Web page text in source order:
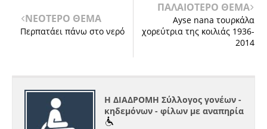
ΝΕΟΤΕΡΟ ΘΕΜΑ
Περπατάει πάνω στο νερό
ΠΑΛΑΙΟΤΕΡΟ ΘΕΜΑ
Ayse nana τουρκάλα
χορεύτρια της κοιλιάς 1936-
2014
Η ΔΙΑΔΡΟΜΗ Σύλλογος γονέων -
κηδεμόνων - φίλων με αναπηρία